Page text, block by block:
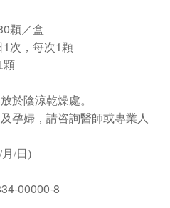
顆／盒
1 次，每次1顆
顆
於陰涼乾燥處。
孕婦，請咨詢醫師或專業人
/月 /日 )
00000-8